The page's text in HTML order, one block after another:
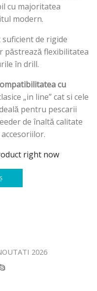
cu majoritatea
modern.
suficient de rigide
păstrează flexibilitatea
în drill.
cu
„in line” cat si cele
pentru pescarii
de înaltă calitate
right now
2026